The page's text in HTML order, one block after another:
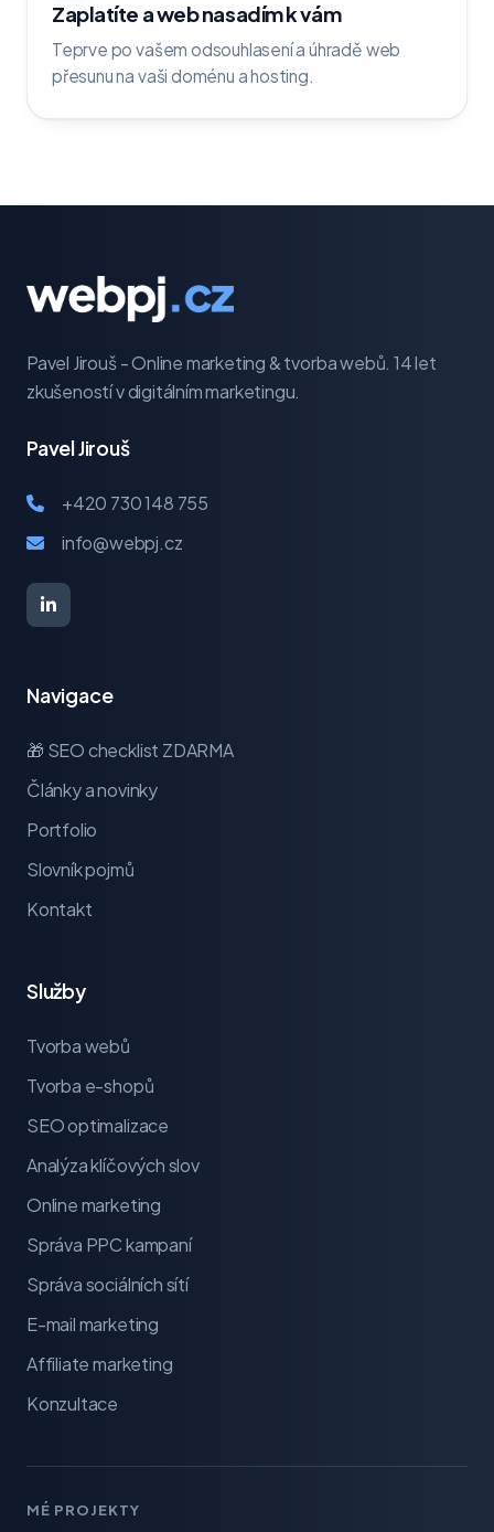
Zaplatíte a web nasadím k vám
Teprve po vašem odsouhlasení a úhradě web
přesunu na vaši doménu a hosting.
Pavel Jirouš - Online marketing & tvorba webů. 14 let
zkušeností v digitálním marketingu.
Pavel Jirouš
+420 730 148 755
info@webpj.cz
Navigace
🎁 SEO checklist ZDARMA
Články a novinky
Portfolio
Slovník pojmů
Kontakt
Služby
Tvorba webů
Tvorba e-shopů
SEO optimalizace
Analýza klíčových slov
Online marketing
Správa PPC kampaní
Správa sociálních sítí
E-mail marketing
Affiliate marketing
Konzultace
MÉ PROJEKTY